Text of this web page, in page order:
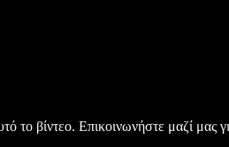
το βίντεο. Επικοινωνήστε μαζί μας